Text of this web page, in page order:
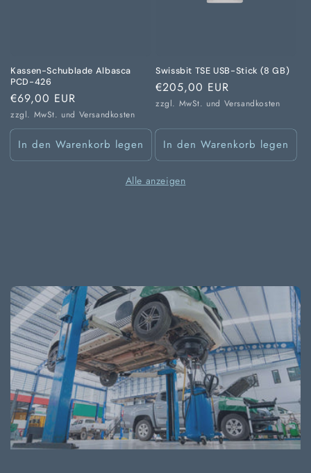
Kassen-Schublade Albasca
PCD-426
Normaler
Preis
€69,00 EUR
zzgl. MwSt. und Versandkosten
In den Warenkorb legen
Swissbit TSE USB-Stick (8 GB)
Normaler
Preis
€205,00 EUR
zzgl. MwSt. und Versandkosten
In den Warenkorb legen
Alle anzeigen